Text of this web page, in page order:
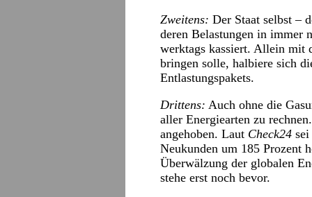
Zweitens: Der Staat selbst –
deren Belastungen in immer
werktags kassiert. Allein mit
bringen solle, halbiere sich
Entlastungspakets.
Drittens: Auch ohne die
aller Energiearten zu
angehoben. Laut Check24
Neukunden um 185 Prozent
Überwälzung der globalen
stehe erst noch bevor.